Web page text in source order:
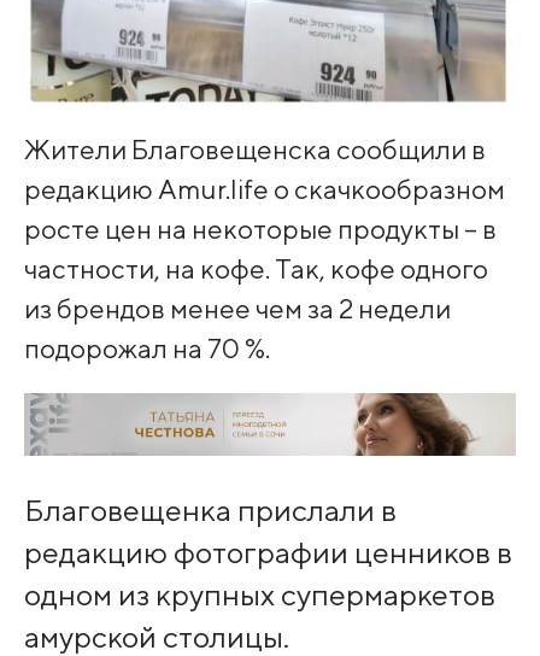
Жители Благовещенска сообщили в
редакцию Amur.life о скачкообразном
росте цен на некоторые продукты – в
частности, на кофе. Так, кофе одного
из брендов менее чем за 2 недели
подорожал на 70 %.
Благовещенка прислали в
редакцию фотографии ценников в
одном из крупных супермаркетов
амурской столицы.